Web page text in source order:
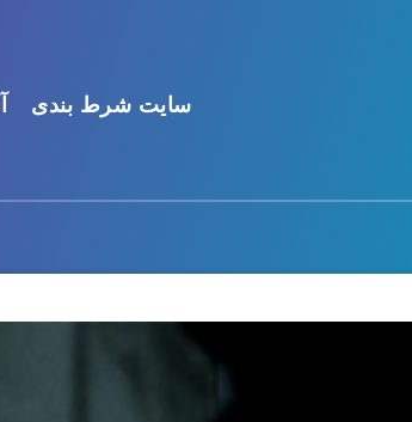
سایت شرط بندی